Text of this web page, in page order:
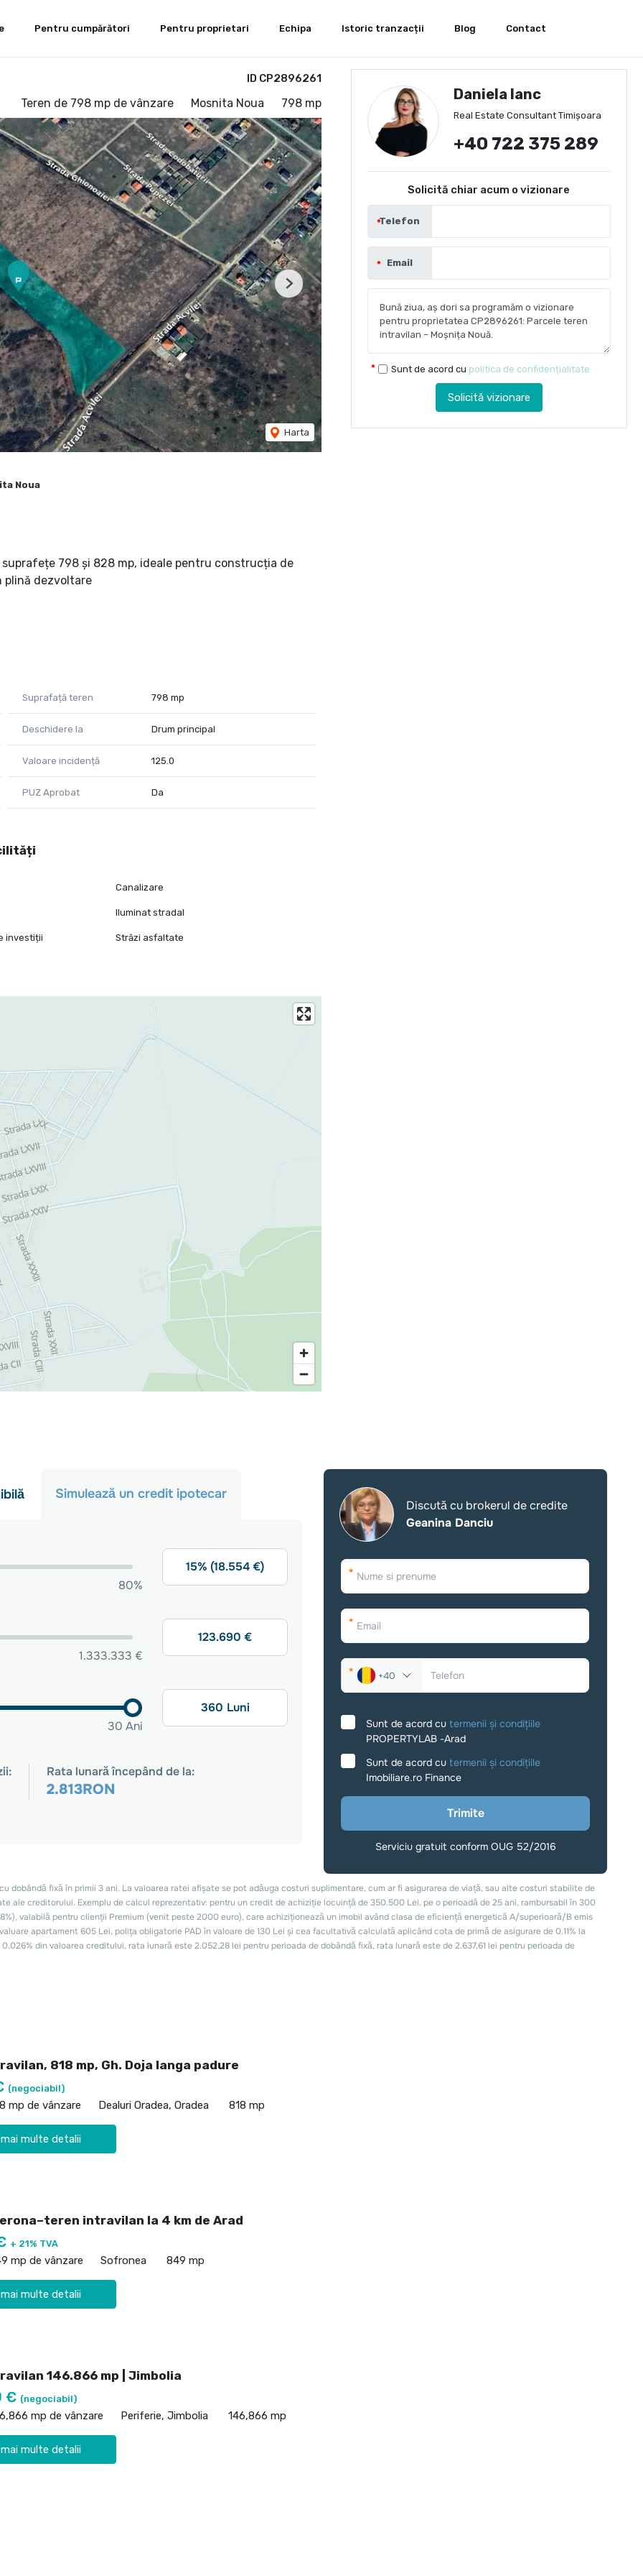
Pentru cumpărători Pentru proprietari Echipa Istoric tranzacții Blog Contact
ID CP2896261
Teren de 798 mp de vânzare Mosnita Noua 798 mp
Harta
Next
Noua
798 și 828 mp, ideale pentru construcția de
plină dezvoltare
vă stăm la dispoziție:
Suprafață teren 798 mp
Deschidere la Drum principal
Valoare incidență 125.0
PUZ Aprobat Da
Canalizare
Iluminat stradal
investiții Străzi asfaltate
Daniela Ianc
Real Estate Consultant Timișoara
+40 722 375 289
Solicită chiar acum o vizionare
Telefon
Email
Sunt de acord cu politica de confidențialitate
Solicită vizionare
818 mp, Gh. Doja langa padure
(negociabil)
mp de vânzare Dealuri Oradea, Oradea 818 mp
multe detalii
intravilan la 4 km de Arad
+ 21% TVA
mp de vânzare Sofronea 849 mp
multe detalii
146.866 mp | Jimbolia
€ (negociabil)
mp de vânzare Periferie, Jimbolia 146,866 mp
multe detalii